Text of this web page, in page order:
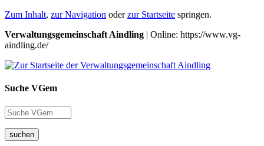
Zum Inhalt, zur Navigation oderzur Startseite springen.
Verwaltungsgemeinschaft Aindling | Online: https://www.vg-
aindling.de/
Suche VGem
suchen